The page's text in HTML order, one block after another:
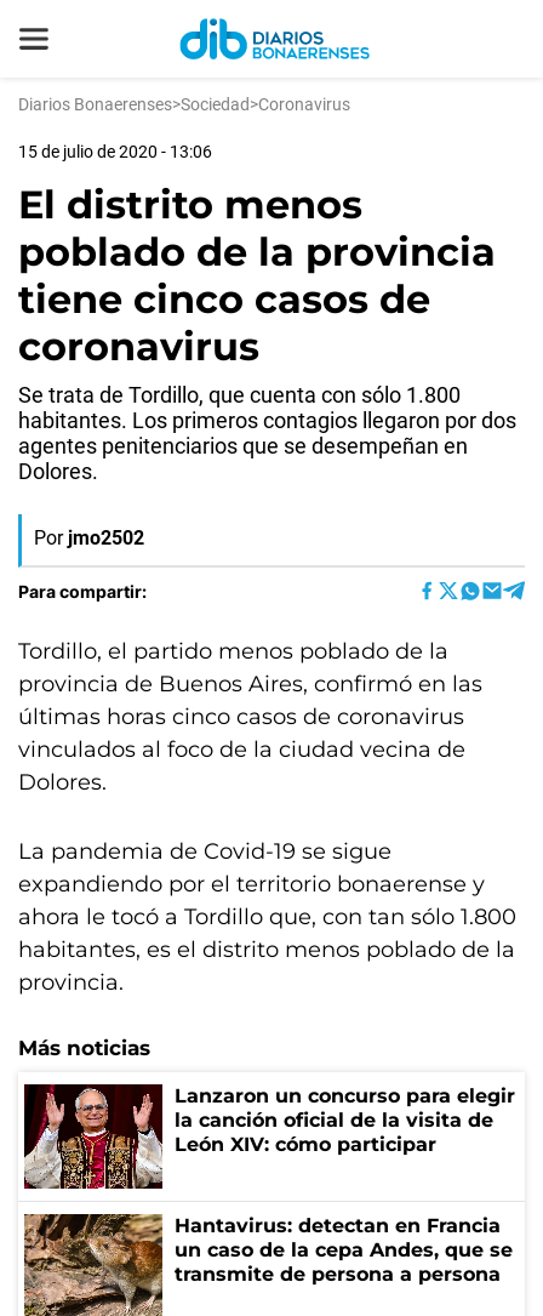
Diarios Bonaerenses>Sociedad>Coronavirus
15 de julio de 2020 - 13:06
El distrito menos
poblado de la provincia
tiene cinco casos de
coronavirus
Se trata de Tordillo, que cuenta con sólo 1.800
habitantes. Los primeros contagios llegaron por dos
agentes penitenciarios que se desempeñan en
Dolores.
Por jmo2502
Para compartir:
Tordillo, el partido menos poblado de la
provincia de Buenos Aires, confirmó en las
últimas horas cinco casos de coronavirus
vinculados al foco de la ciudad vecina de
Dolores.
La pandemia de Covid-19 se sigue
expandiendo por el territorio bonaerense y
ahora le tocó a Tordillo que, con tan sólo 1.800
habitantes, es el distrito menos poblado de la
provincia.
Más noticias
Lanzaron un concurso para elegir
la canción oficial de la visita de
León XIV: cómo participar
Hantavirus: detectan en Francia
un caso de la cepa Andes, que se
transmite de persona a persona